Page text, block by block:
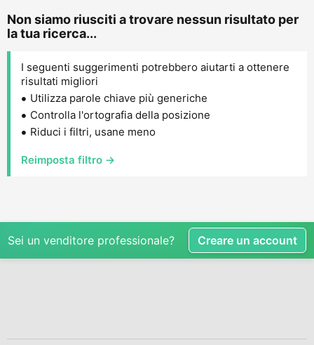
Non siamo riusciti a trovare nessun risultato per
la tua ricerca...
I seguenti suggerimenti potrebbero aiutarti a ottenere
risultati migliori
Utilizza parole chiave più generiche
Controlla l'ortografia della posizione
Riduci i filtri, usane meno
Reimposta filtro →
Sei un venditore professionale? Creare un account